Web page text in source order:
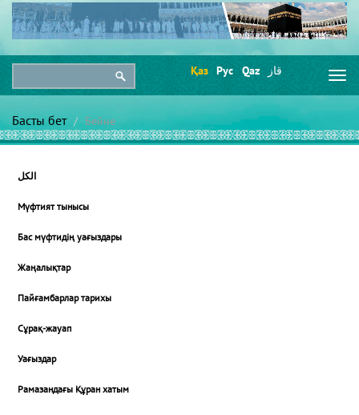
Қаз Рус Qaz قاز
Басты бет Бейне
الكل
Мүфтият тынысы
Бас мүфтидің уағыздары
Жаңалықтар
Пайғамбарлар тарихы
Сұрақ-жауап
Уағыздар
Рамазандағы Құран хатым